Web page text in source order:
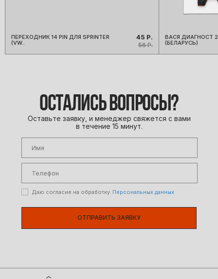
ПЕРЕХОДНИК 14 PIN ДЛЯ SPRINTER
(VW..
45 Р.
56 Р.
ВАСЯ ДИАГНОСТ
(БЕЛАРУСЬ)
ОСТАЛИСЬ ВОПРОСЫ?
Оставьте заявку, и менеджер свяжется с вами
в течение 15 минут.
Даю согласие на обработку Персональных данных
ОТПРАВИТЬ ЗАЯВКУ